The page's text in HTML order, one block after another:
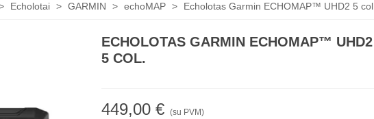
Echolotai > GARMIN > echoMAP > Echolotas Garmin ECHOMAP™ UHD2 5 col.
ECHOLOTAS GARMIN ECHOMAP™ UHD2
5 COL.
449,00 € (su PVM)